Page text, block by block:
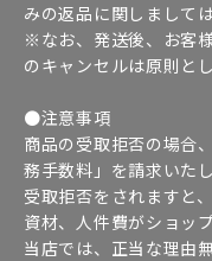
みの返品に関しまして
※なお、発送後、お客
のキャンセルは原則と
●注意事項
商品の受取拒否の場合
務手数料」を請求いたし
受取拒否をされますと
資材、人件費がショッ
当店では、正当な理由